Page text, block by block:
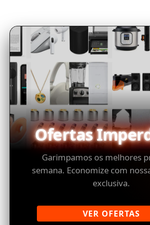
Ofertas
Garimpamos os melhores
semana. Economize com
exclusiva.
VER OFERTAS